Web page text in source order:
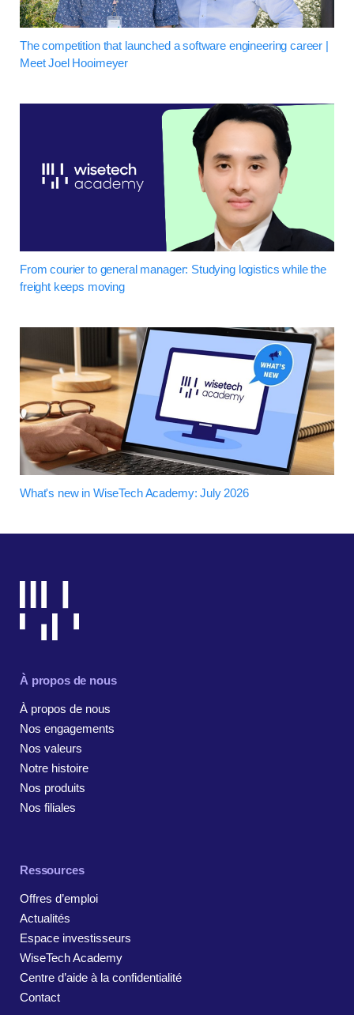
The competition that launched a software engineering career |
Meet Joel Hooimeyer
From courier to general manager: Studying logistics while the
freight keeps moving
What's new in WiseTech Academy: July 2026
À propos de nous
À propos de nous
Nos engagements
Nos valeurs
Notre histoire
Nos produits
Nos filiales
Ressources
Offres d’emploi
Actualités
Espace investisseurs
WiseTech Academy
Centre d’aide à la confidentialité
Contact